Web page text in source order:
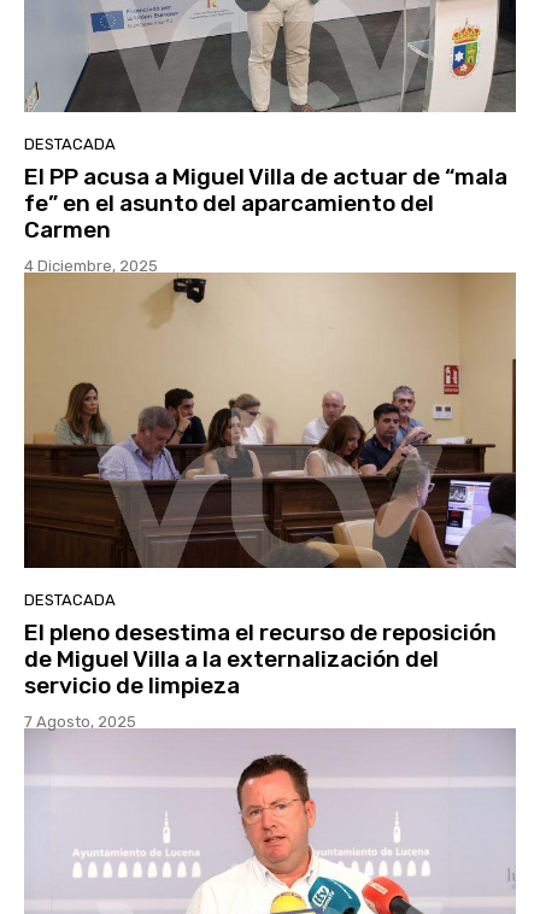
DESTACADA
El PP acusa a Miguel Villa de actuar de “mala
fe” en el asunto del aparcamiento del
Carmen
4 Diciembre, 2025
DESTACADA
El pleno desestima el recurso de reposición
de Miguel Villa a la externalización del
servicio de limpieza
7 Agosto, 2025